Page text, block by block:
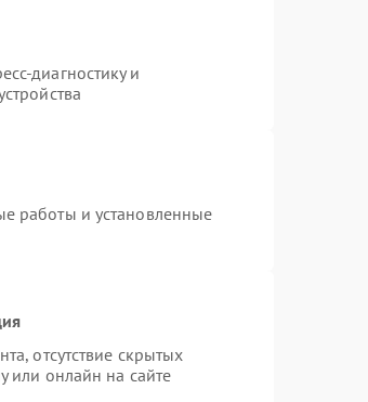
диагностику и
работы и установленные
отсутствие скрытых
или онлайн на сайте